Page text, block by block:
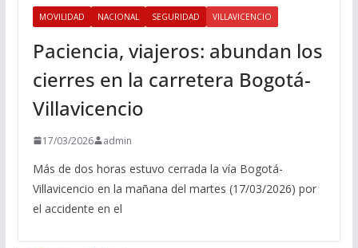
MOVILIDAD NACIONAL SEGURIDAD VILLAVICENCIO
Paciencia, viajeros: abundan los
cierres en la carretera Bogotá-
Villavicencio
17/03/2026 admin
Más de dos horas estuvo cerrada la vía Bogotá-
Villavicencio en la mañana del martes (17/03/2026) por
el accidente en el